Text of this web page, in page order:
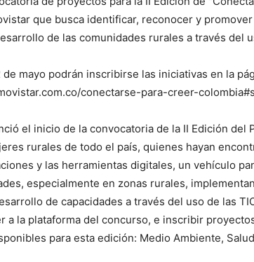
que busca identificar, reconocer y
de las comunidades rurales a través del
mayo podrán inscribirse las iniciativas en la
conectarse-para-creer-
el inicio de la convocatoria de la II Edición del
rurales de todo el país, quienes hayan
y las herramientas digitales, un vehículo
especialmente en zonas rurales,
de capacidades a través del uso de las
a la plataforma del concurso, e inscribir
para esta edición: Medio Ambiente,